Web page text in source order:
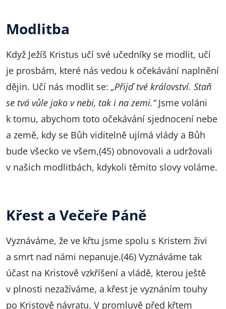
Modlitba
Když Ježíš Kristus učí své učedníky se modlit, učí
je prosbám, které nás vedou k očekávání naplnění
dějin. Učí nás modlit se: „Přijď tvé království. Staň
se tvá vůle jako v nebi, tak i na zemi.“Jsme voláni
k tomu, abychom toto očekávání sjednocení nebe
a země, kdy se Bůh viditelně ujímá vlády a Bůh
bude všecko ve všem,(45) obnovovali a udržovali
v našich modlitbách, kdykoli těmito slovy voláme.
Křest a Večeře Páně
Vyznáváme, že ve křtu jsme spolu s Kristem živi
a smrt nad námi nepanuje.(46) Vyznáváme tak
účast na Kristově vzkříšení a vládě, kterou ještě
v plnosti nezažíváme, a křest je vyznáním touhy
po Kristově návratu. V promluvě před křtem